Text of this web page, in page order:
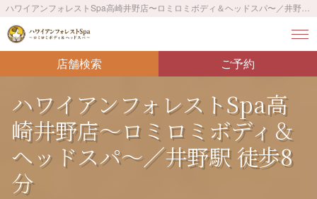
店舗検索 ご予約
ハワイアンフォレストSpa高
崎井野店〜ロミロミボディ＆
ヘッドスパ〜／井野駅 徒歩8
分